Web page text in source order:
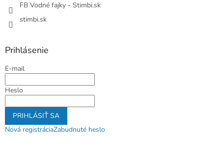
FB Vodné fajky - Stimbi.sk
stimbi.sk
Prihlásenie
E-mail
Heslo
PRIHLÁSIŤ SA
Nová registráciaZabudnuté heslo